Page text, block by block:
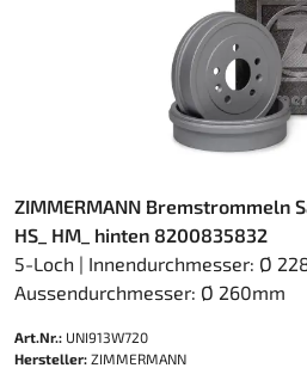
ZIMMERMANN Bremstrommeln
HS_ HM_ hinten 8200835832
5-Loch | Innendurchmesser: Ø
Aussendurchmesser: Ø 260mm
Art.Nr.: UNI913W720
Hersteller: ZIMMERMANN